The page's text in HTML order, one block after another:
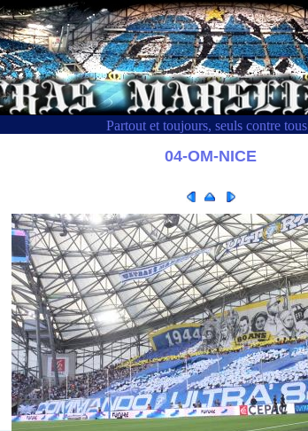
Partout et toujours, seuls contre tous
04-OM-NICE